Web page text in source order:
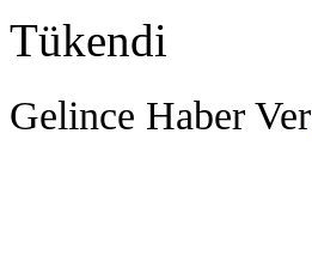
Tükendi
Gelince Haber Ver